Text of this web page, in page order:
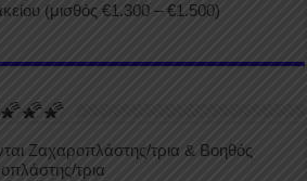
(μισθός €1.300 – €1.500)
Ζαχαροπλάστης/τρια & Βοηθός
τρια